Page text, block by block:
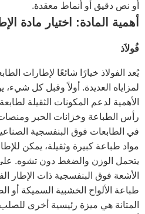
أو نص دقيق أو أنماط معقدة.
أهمية المادة: اختيار مادة
فُولاَذ
يُعد الفولاذ خيارًا شائعًا لإطارات
لمزاياه العديدة. أولاً وقبل كل شيء،
الأهمية لدعم المكونات الثقيلة
رأس الطباعة وخزانات الحبر
في الطابعات فوق البنفسجية
مواد طباعة كبيرة وثقيلة، يمكن
يتحمل الوزن والضغط دون تشوه.
الأشعة فوق البنفسجية ذات الإطار
طباعة الألواح الخشبية السميكة أو
المتانة هي ميزة رئيسية أخرى